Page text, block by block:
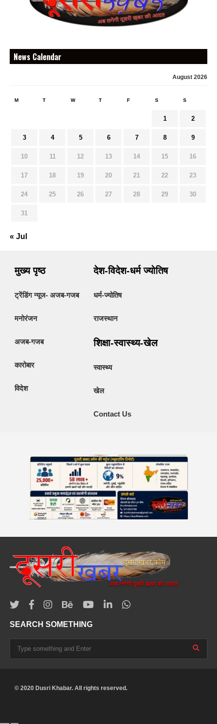
News Calendar
August 2026
M T W T F S S
1 2
3 4 5 6 7 8 9
10 11 12 13 14 15 16
17 18 19 20 21 22 23
24 25 26 27 28 29 30
31
« Jul
मुख्य पृष्ठ
ट्रेंडिंग न्यूज- अजब-गजब
मनोरंजन
अजब-गजब
कारोबार
विदेश
देश-विदेश-धर्म ज्योतिष
धर्म-ज्योतिष
राजस्थान
शिक्षा-स्वास्थ्य-खेल
स्वास्थ्य
खेल
Contact Us
SEARCH SOMETHING
© 2020 Dusri Khabar. All rights reserved.